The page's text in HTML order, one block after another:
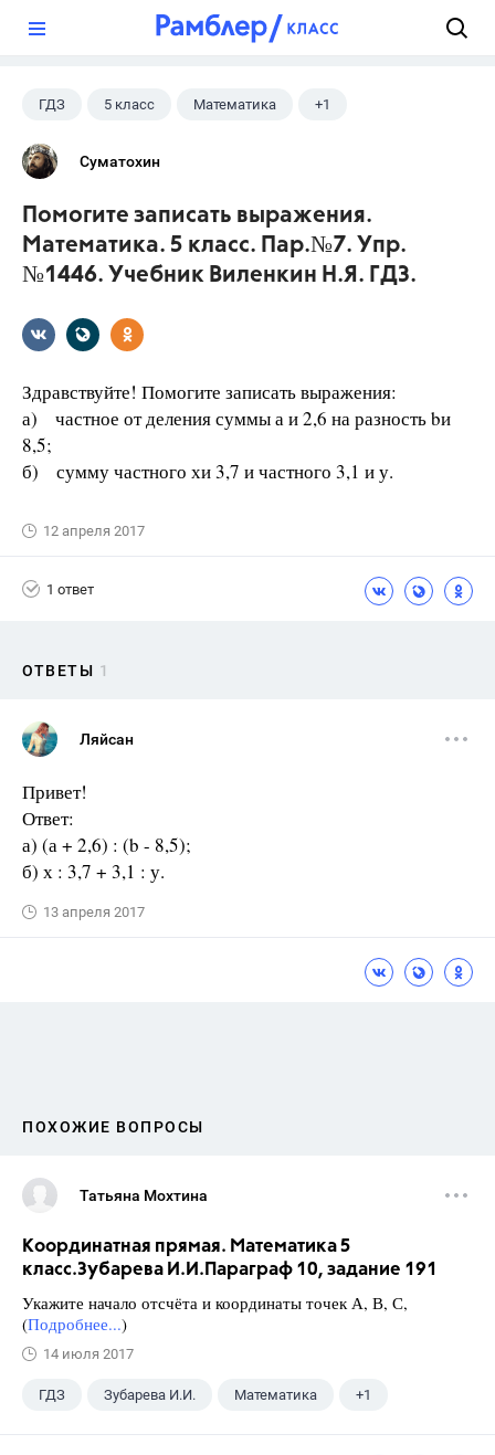
ГДЗ 5 класс Математика +1
Виленкин Н.Я.
Суматохин
Помогите записать выражения.
Математика. 5 класс. Пар.№7. Упр.
№1446. Учебник Виленкин Н.Я. ГДЗ.
Здравствуйте! Помогите записать выражения:
а) частное от деления суммы а и 2,6 на разность bи
8,5;
б) сумму частного хи 3,7 и частного 3,1 и у.
12 апреля 2017
1 ответ
ОТВЕТЫ 1
Ляйсан
Привет!
Ответ:
а) (а + 2,6) : (b - 8,5);
б) х : 3,7 + 3,1 : у.
13 апреля 2017
ПОХОЖИЕ ВОПРОСЫ
Татьяна Мохтина
Координатная прямая. Математика 5
класс.Зубарева И.И.Параграф 10, задание 191
Укажите начало отсчёта и координаты точек А, В, С,
(Подробнее...)
14 июля 2017
ГДЗ Зубарева И.И. Математика +1